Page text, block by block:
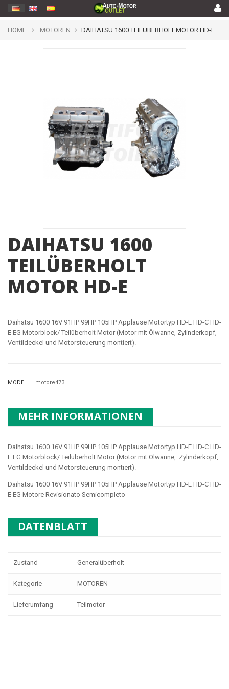
HOME MOTOREN DAIHATSU 1600 TEILÜBERHOLT MOTOR HD-E
DAIHATSU 1600
TEILÜBERHOLT
MOTOR HD-E
Daihatsu 1600 16V 91HP 99HP 105HP Applause Motortyp HD-E HD-C HD-
E EG Motorblock/ Teilüberholt Motor (Motor mit Ölwanne, Zylinderkopf,
Ventildeckel und Motorsteuerung montiert).
MODELL motore473
MEHR INFORMATIONEN
Daihatsu 1600 16V 91HP 99HP 105HP Applause Motortyp HD-E HD-C HD-
E EG Motorblock/ Teilüberholt Motor (Motor mit Ölwanne, Zylinderkopf,
Ventildeckel und Motorsteuerung montiert).
Daihatsu 1600 16V 91HP 99HP 105HP Applause Motortyp HD-E HD-C HD-
E EG Motore Revisionato Semicompleto
DATENBLATT
Zustand Generalüberholt
Kategorie MOTOREN
Lieferumfang Teilmotor